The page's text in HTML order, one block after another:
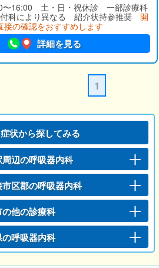
〜16:00 土・日・祝休診 一部診療科
科により異なる 紹介状持参推奨 開
接の確認をおすすめします
詳細を見る
1
状から探してみる
辺の呼吸器内科
区郡の呼吸器内科
他の診療科
呼吸器内科